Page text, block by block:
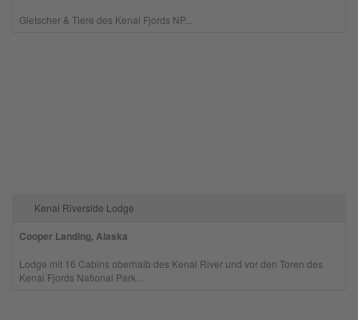
Gletscher & Tiere des Kenai Fjords NP...
Kenai Riverside Lodge
Cooper Landing, Alaska
Lodge mit 16 Cabins oberhalb des Kenai River und vor den Toren des
Kenai Fjords National Park...